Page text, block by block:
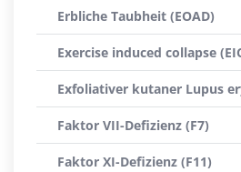
Erbliche Taubheit (EOAD)
Exercise induced collapse
Exfoliativer kutaner Lupus
Faktor VII-Defizienz (F7)
Faktor XI-Defizienz (F11)